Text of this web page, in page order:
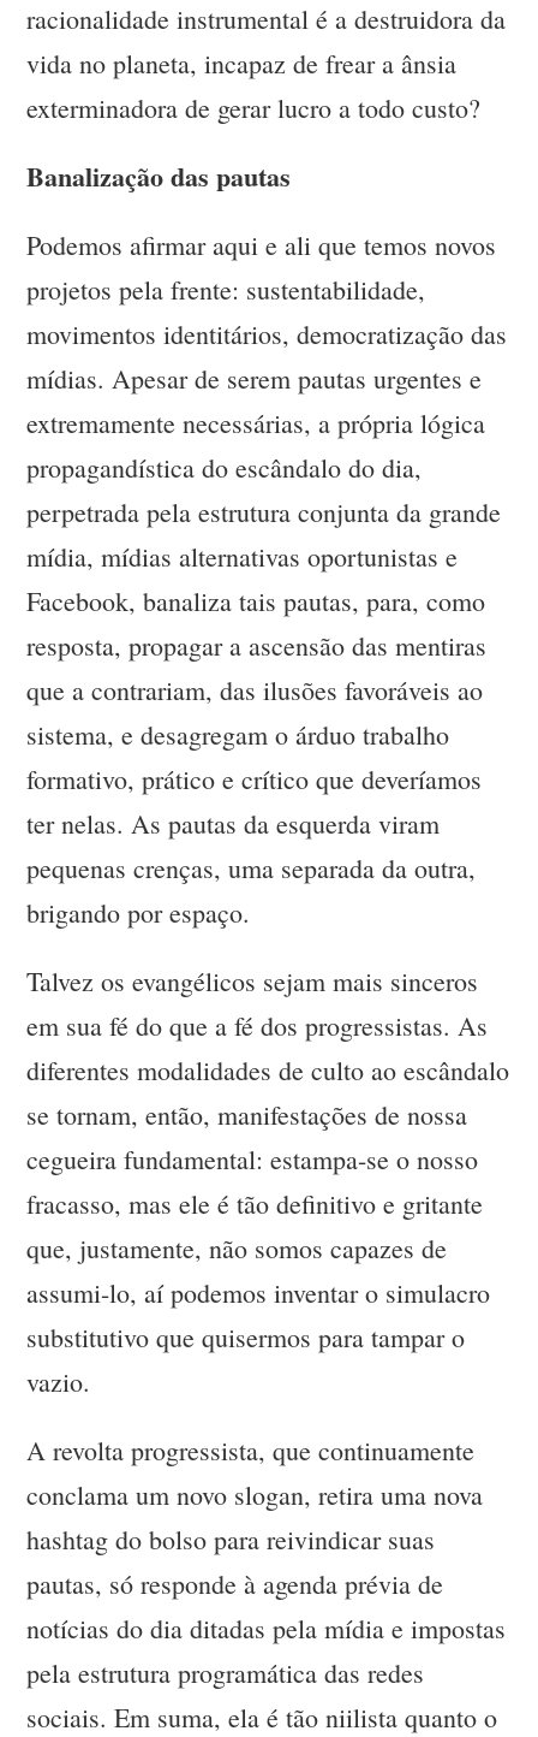
racionalidade instrumental é a destruidora da
vida no planeta, incapaz de frear a ânsia
exterminadora de gerar lucro a todo custo?
Banalização das pautas
Podemos afirmar aqui e ali que temos novos
projetos pela frente: sustentabilidade,
movimentos identitários, democratização das
mídias. Apesar de serem pautas urgentes e
extremamente necessárias, a própria lógica
propagandística do escândalo do dia,
perpetrada pela estrutura conjunta da grande
mídia, mídias alternativas oportunistas e
Facebook, banaliza tais pautas, para, como
resposta, propagar a ascensão das mentiras
que a contrariam, das ilusões favoráveis ao
sistema, e desagregam o árduo trabalho
formativo, prático e crítico que deveríamos
ter nelas. As pautas da esquerda viram
pequenas crenças, uma separada da outra,
brigando por espaço.
Talvez os evangélicos sejam mais sinceros
em sua fé do que a fé dos progressistas. As
diferentes modalidades de culto ao escândalo
se tornam, então, manifestações de nossa
cegueira fundamental: estampa-se o nosso
fracasso, mas ele é tão definitivo e gritante
que, justamente, não somos capazes de
assumi-lo, aí podemos inventar o simulacro
substitutivo que quisermos para tampar o
vazio.
A revolta progressista, que continuamente
conclama um novo slogan, retira uma nova
hashtag do bolso para reivindicar suas
pautas, só responde à agenda prévia de
notícias do dia ditadas pela mídia e impostas
pela estrutura programática das redes
sociais. Em suma, ela é tão niilista quanto o